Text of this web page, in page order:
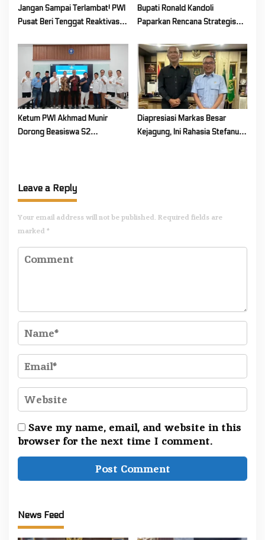
Jangan Sampai Terlambat! PWI
Pusat Beri Tenggat Reaktivasi
Bupati Ronald Kandoli
Paparkan Rencana Strategis
ke Kemenkes RI
Ketum PWI Akhmad Munir
Dorong Beasiswa S2
Diapresiasi Markas Besar
Kejagung, Ini Rahasia Stefanus
Leave a Reply
Your email address will not be published. Required fields are
marked *
Save my name, email, and website in this
browser for the next time I comment.
News Feed